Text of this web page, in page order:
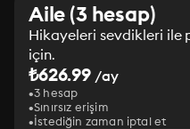
Aile (3 hesap)
Hikayeleri sevdikleri ile
için.
₺626.99 /ay
3 hesap
Sınırsız erişim
İstediğin zaman iptal et